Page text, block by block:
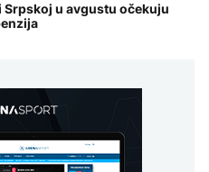
Srpskoj u avgustu očekuju